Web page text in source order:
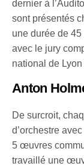
dernier à
sont présentés
une durée de
avec le jury
national de
Anton
De surcroit,
d’orchestre
5 œuvres
travaillé une